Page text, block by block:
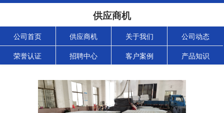
供应商机
公司首页 供应商机 关于我们 公司动态
荣誉认证 招聘中心 客户案例 产品知识